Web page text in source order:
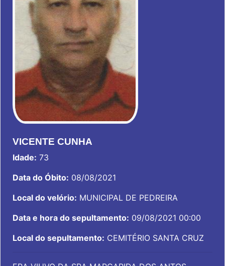
VICENTE CUNHA
Idade: 73
Data do Óbito: 08/08/2021
Local do velório: MUNICIPAL DE PEDREIRA
Data e hora do sepultamento: 09/08/2021 00:00
Local do sepultamento: CEMITÉRIO SANTA CRUZ